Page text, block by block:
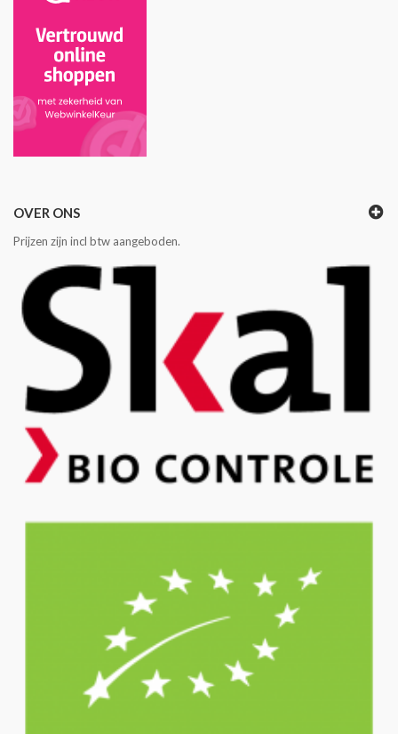
OVER ONS
Prijzen zijn incl btw aangeboden.